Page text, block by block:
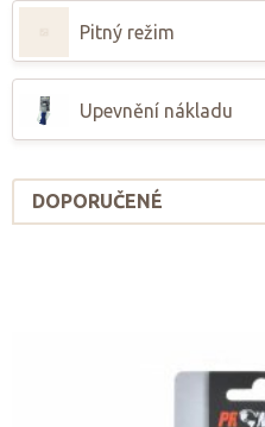
Pitný režim
Upevnění nákladu
DOPORUČENÉ